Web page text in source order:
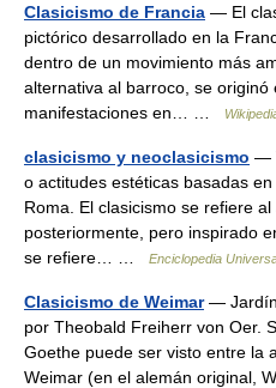
Clasicismo de Francia — El
pictórico desarrollado en la
dentro de un movimiento más
alternativa al barroco, se
manifestaciones en… …
clasicismo y neoclasicismo —
o actitudes estéticas basadas
Roma. El clasicismo se refiere
posteriormente, pero inspirado
se refiere… …
Enciclopedia
Clasicismo de Weimar— Jardín
por Theobald Freiherr von Oer.
Goethe puede ser visto entre la
Weimar (en el alemán original,